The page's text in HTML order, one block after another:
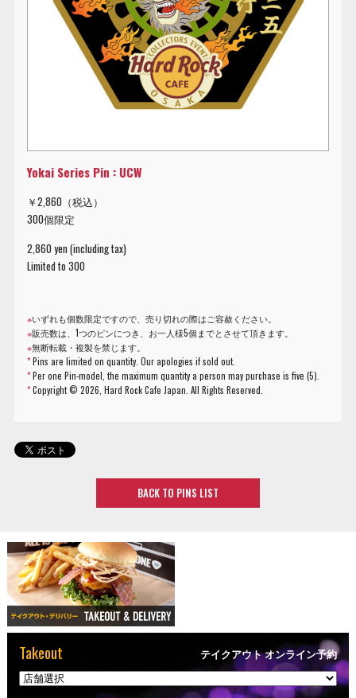
Yokai Series Pin : UCW
￥2,860（税込）
300個限定
2,860 yen (including tax)
Limited to 300
※いずれも個数限定ですので、売り切れの際はご容赦ください。
※販売数は、1つのピンにつき、お一人様5個までとさせて頂きます。
※無断転載・複製を禁じます。
*Pins are limited on quantity. Our apologies if sold out.
*Per one Pin-model, the maximum quantity a person may purchase is five (5).
*Copyright ©2026, Hard Rock Cafe Japan. All Rights Reserved.
BACK TO PINS LIST
Takeout テイクアウト オンライン予約